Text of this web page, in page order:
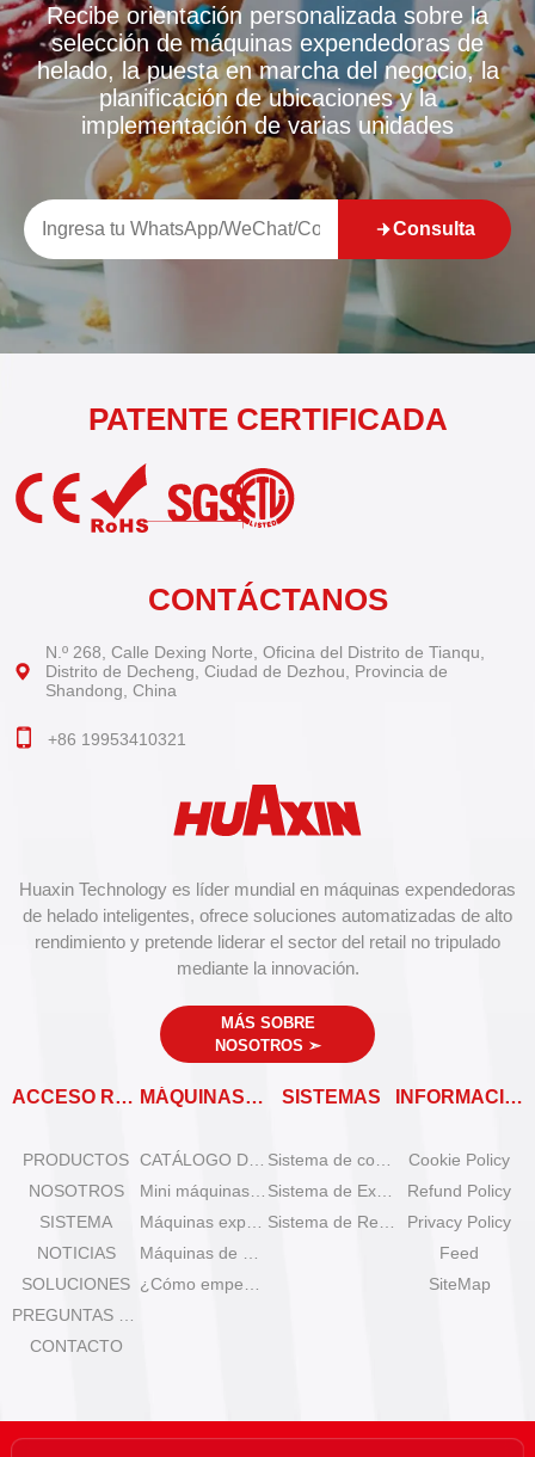
Recibe orientación personalizada sobre la
selección de máquinas expendedoras de
helado, la puesta en marcha del negocio, la
planificación de ubicaciones y la
implementación de varias unidades
Consulta
Huaxin Technology es líder mundial en máquinas expendedoras
de helado inteligentes, ofrece soluciones automatizadas de alto
rendimiento y pretende liderar el sector del retail no tripulado
mediante la innovación.
MÁS SOBRE
NOSOTROS ➣
ACCESO RÁPIDO
PRODUCTOS
NOSOTROS
SISTEMA
NOTICIAS
SOLUCIONES
CONTACTO
MÁQUINAS EXPENDEDORAS SISTEMAS INFORMACIÓN
Cookie Policy
Refund Policy
Privacy Policy
Feed
SiteMap
PATENTE CERTIFICADA
CONTÁCTANOS
N.º 268, Calle Dexing Norte, Oficina del Distrito de Tianqu,
Distrito de Decheng, Ciudad de Dezhou, Provincia de
Shandong, China
+86 19953410321